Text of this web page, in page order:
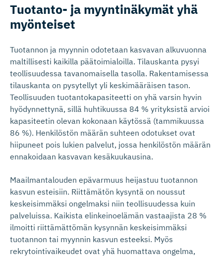
Tuotanto- ja myyntinäkymät yhä
myönteiset
Tuotannon ja myynnin odotetaan kasvavan alkuvuonna
maltillisesti kaikilla päätoimialoilla. Tilauskanta pysyi
teollisuudessa tavanomaisella tasolla. Rakentamisessa
tilauskanta on pysytellyt yli keskimääräisen tason.
Teollisuuden tuotantokapasiteetti on yhä varsin hyvin
hyödynnettynä, sillä huhtikuussa 84 % yrityksistä arvioi
kapasiteetin olevan kokonaan käytössä (tammikuussa
86 %). Henkilöstön määrän suhteen odotukset ovat
hiipuneet pois lukien palvelut, jossa henkilöstön määrän
ennakoidaan kasvavan kesäkuukausina.
Maailmantalouden epävarmuus heijastuu tuotannon
kasvun esteisiin. Riittämätön kysyntä on noussut
keskeisimmäksi ongelmaksi niin teollisuudessa kuin
palveluissa. Kaikista elinkeinoelämän vastaajista 28 %
ilmoitti riittämättömän kysynnän keskeisimmäksi
tuotannon tai myynnin kasvun esteeksi. Myös
rekrytointivaikeudet ovat yhä huomattava ongelma,